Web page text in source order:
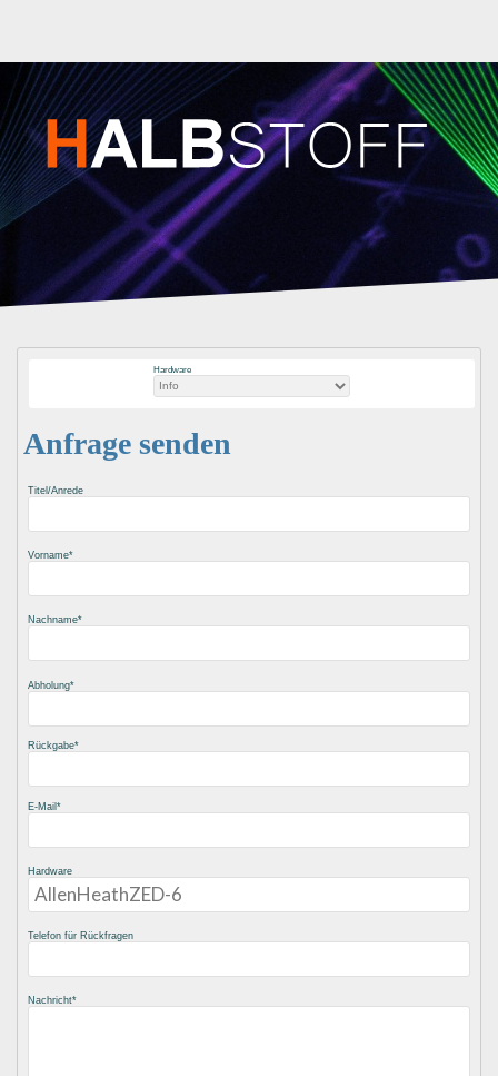
Hardware
Anfrage senden
Titel/Anrede
Vorname
Nachname
Abholung
Rückgabe
E-Mail
Hardware
Telefon für Rückfragen
Nachricht